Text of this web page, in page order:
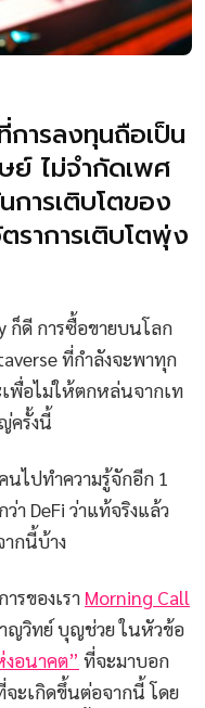
การลงทุนถือเป็น
ไม่จำกัดเพศ
ารเติบโตของ
ราการเติบโตพุ่ง
ก็ดี การซื้อขายบนโลก
ที่กำลังจะพาทุก
พื่อไม่ให้ตกหล่นจากเท
ครั้งนี้
นไปทำความรู้จักอีก 1
า DeFi ว่าแท้จริงแล้ว
กนี้บ้าง
รของเรา Morning Call
ญวิทย์ บุญช่วย ในหัวข้อ
งอนาคต” ที่จะมาบอก
ที่จะเกิดขึ้นต่อจากนี้ โดย